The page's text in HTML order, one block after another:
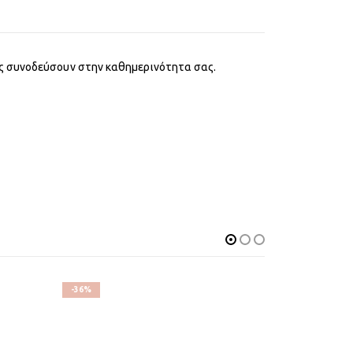
συνοδεύσουν στην καθημερινότητα σας.
-36%